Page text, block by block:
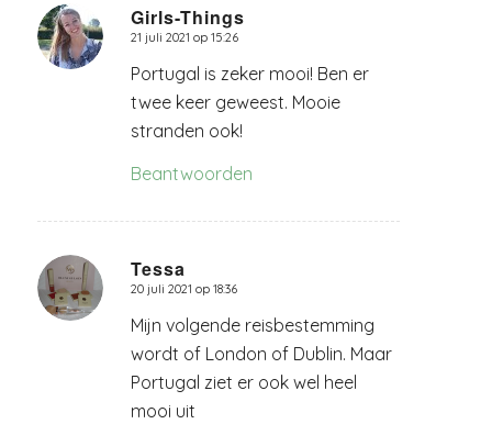
Girls-Things
zegt:
21 juli 2021 op 15:26
Portugal is zeker mooi! Ben er
twee keer geweest. Mooie
stranden ook!
Beantwoorden
Tessa
zegt:
20 juli 2021 op 18:36
Mijn volgende reisbestemming
wordt of London of Dublin. Maar
Portugal ziet er ook wel heel
mooi uit